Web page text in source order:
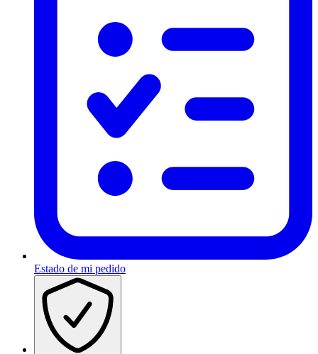
Estado de mi pedido